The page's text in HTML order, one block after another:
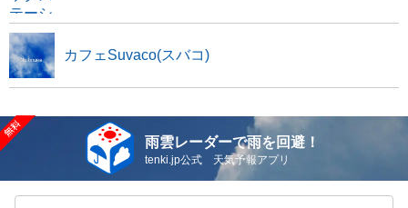
カフェSuvaco(スバコ)
雨雲レーダーで雨を回避！
tenki.jp公式 天気予報アプリ